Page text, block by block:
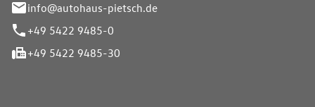
info@autohaus-pietsch.de
+49 5422 9485-0
+49 5422 9485-30